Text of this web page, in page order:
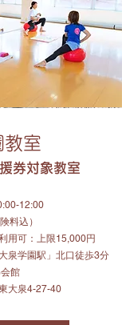
教室
12:00
料込）
用可：上限15,000円
泉学園駅」北口徒歩3分
館
大泉4-27-40
券対象教室